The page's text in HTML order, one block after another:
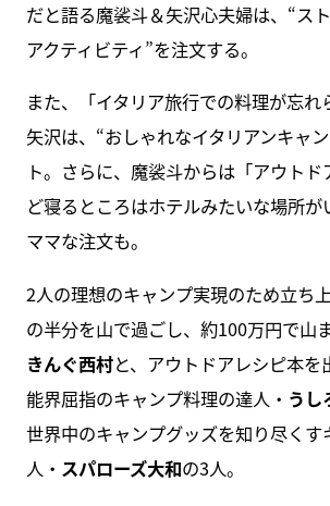
だと語る魔裟斗＆矢沢心夫婦は、“ス
アクティビティ”を注文する。
また、「イタリア旅行での料理が忘れ
矢沢は、“おしゃれなイタリアンキャ
ト。さらに、魔裟斗からは「アウト
ど寝るところはホテルみたいな場所
ママな注文も。
2人の理想のキャンプ実現のため立ち
の半分を山で過ごし、約100万円で山
きんぐ西村と、アウトドアレシピ本を
能界屈指のキャンプ料理の達人・ うし
世界中のキャンプグッズを知り尽くす
人・ スパローズ大和の3人。